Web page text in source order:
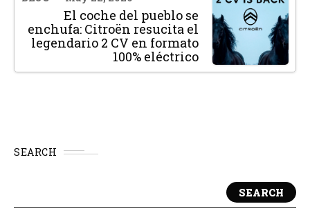
El coche del pueblo se
enchufa: Citroën resucita el
legendario 2 CV en formato
100% eléctrico
SEARCH
SEARCH